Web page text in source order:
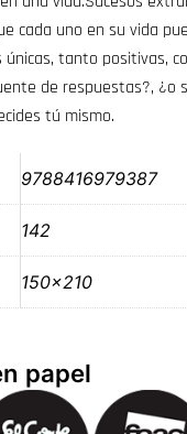
cada uno en su vida
únicas, tanto positivas,
de respuestas?, ¿o
tú mismo.
9788416979387
142
150×210
papel